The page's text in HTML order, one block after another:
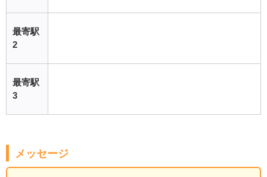
最寄駅
2
最寄駅
3
メッセージ